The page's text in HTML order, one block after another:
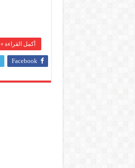
أكمل القراءة »
Facebook